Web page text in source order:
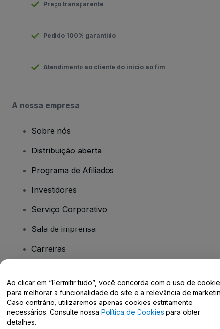
Preço transparente
Pedido 100% garantido
Atendimento ao cliente do início ao fim
A nossa empresa
Sobre nós
Distribuição aberta
Programa de Afiliados
Investidores
Serviço Corporativo
Sala de imprensa
Carreiras
Tem dúvidas?
Centro de Ajuda / Fale Conosco
Ao clicar em “Permitir tudo”, você concorda com o uso de
para melhorar a funcionalidade do site e a relevância de
Caso contrário, utilizaremos apenas cookies estritamente
necessários. Consulte nossa Política de Cookies para obter
detalhes.